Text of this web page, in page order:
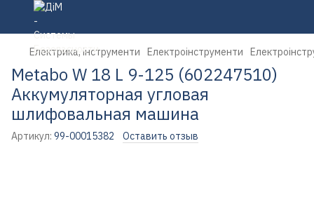
Електрика, інструменти Електроінструменти
Metabo W 18 L 9-125 (602247510)
Аккумуляторная угловая
шлифовальная машина
Артикул: 99-00015382 Оставить отзыв